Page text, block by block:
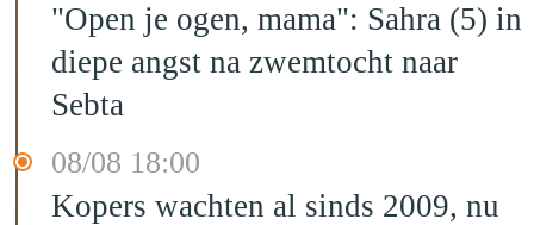
"Open je ogen, mama": Sahra (5) in
diepe angst na zwemtocht naar
Sebta
08/08 18:00
Kopers wachten al sinds 2009, nu